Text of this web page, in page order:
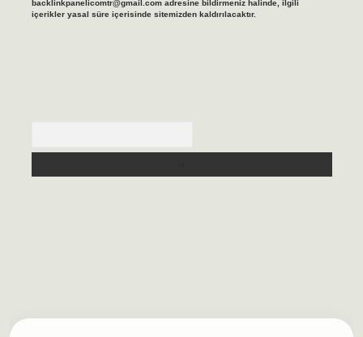
backlinkpanelicomtr@gmail.comadresine bildirmeniz halinde, ilgili
içerikler yasal süre içerisinde sitemizden kaldırılacaktır.